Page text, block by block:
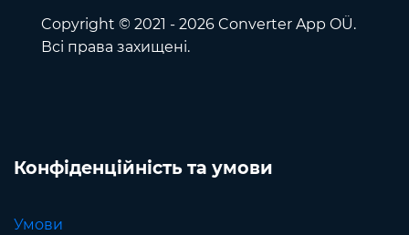
Copyright © 2021 - 2026 Converter App OÜ.
Всі права захищені.
Конфіденційність та умови
Умови